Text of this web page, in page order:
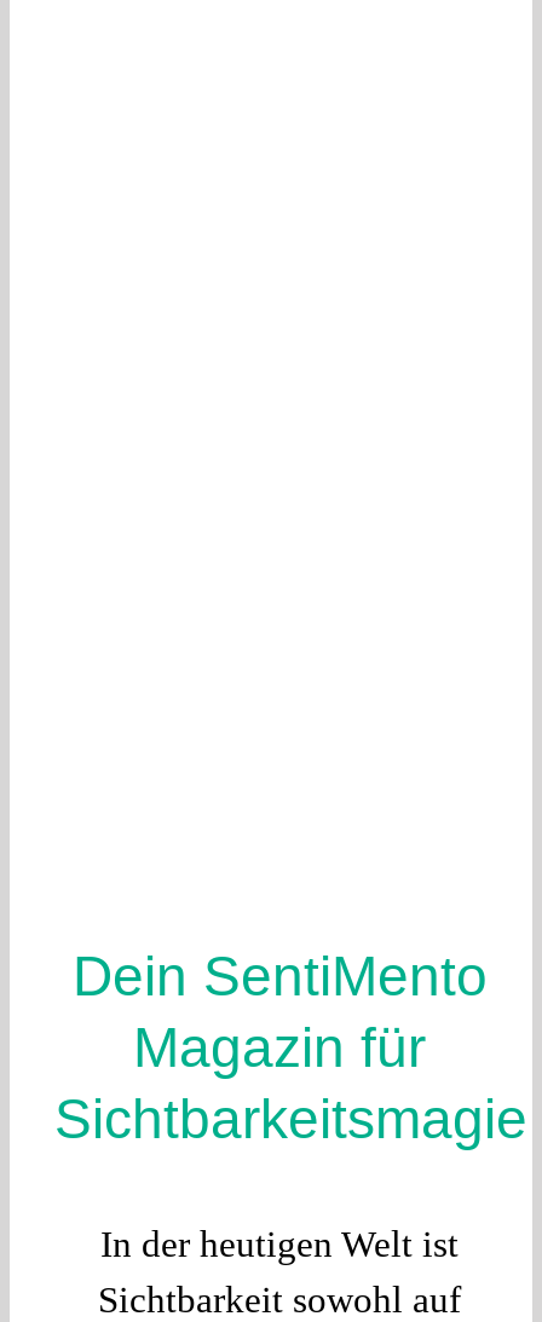
Dein SentiMento
Magazin für
Sichtbarkeitsmagie
In der heutigen Welt ist
Sichtbarkeit sowohl auf